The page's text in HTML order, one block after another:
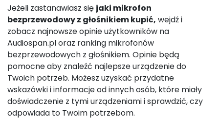
Jeżeli zastanawiasz się jaki mikrofon
bezprzewodowy z głośnikiem kupić, wejdź i
zobacz najnowsze opinie użytkowników na
Audiospan.pl oraz ranking mikrofonów
bezprzewodowych z głośnikiem. Opinie będą
pomocne aby znaleźć najlepsze urządzenie do
Twoich potrzeb. Możesz uzyskać przydatne
wskazówki i informacje od innych osób, które miały
doświadczenie z tymi urządzeniami i sprawdzić, czy
odpowiada to Twoim potrzebom.